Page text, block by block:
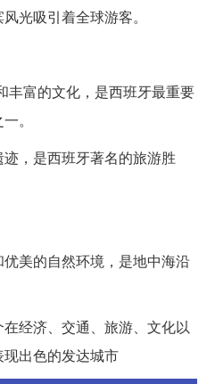
光吸引着全球游客。
丰富的文化，是西班牙最重要
。
，是西班牙著名的旅游胜
美的自然环境，是地中海沿
经济、交通、旅游、文化以
出色的发达城市